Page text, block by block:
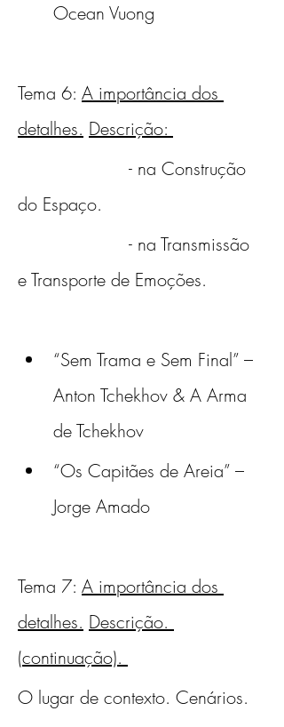
Ocean Vuong
Tema 6: A importância dos
detalhes. Descrição:
- na Construção
do Espaço.
- na Transmissão
e Transporte de Emoções.
“Sem Trama e Sem Final” –
Anton Tchekhov & A Arma
de Tchekhov
“Os Capitães de Areia” –
Jorge Amado
Tema 7: A importância dos
detalhes. Descrição.
(continuação).
O lugar de contexto. Cenários.